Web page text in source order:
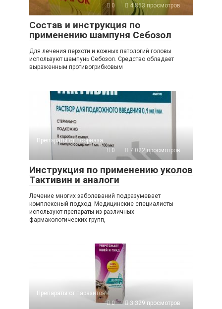
0
4 853 просмотров
Состав и инструкция по
применению шампуня Себозол
Для лечения перхоти и кожных патологий головы
используют шампунь Себозол. Средство обладает
выраженным противогрибковым
Препараты от псориаза
0
7 022 просмотров
Инструкция по применению уколов
Тактивин и аналоги
Лечение многих заболеваний подразумевает
комплексный подход. Медицинские специалисты
используют препараты из различных
фармакологических групп,
Препараты от паразитов
0
3 329 просмотров